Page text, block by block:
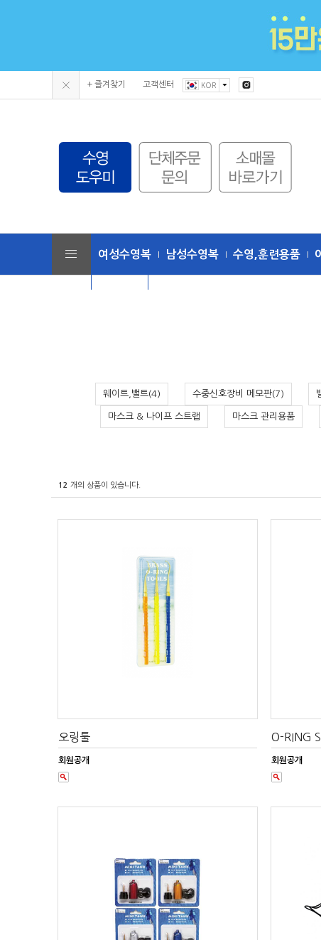
+ 즐겨찾기 고객센터 KOR
여성수영복 남성수영복 수영,훈련용품
웨이트,밸트(4) 수중신호장비 메모판(7)
마스크 & 나이프 스트랩 마스크 관리용품
12 개의 상품이 있습니다.
오링툴
회원공개
O-RING
회원공개